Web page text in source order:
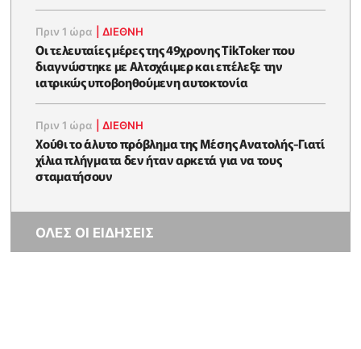
Πριν 1 ώρα |ΔΙΕΘΝΗ
Οι τελευταίες μέρες της 49χρονης TikToker που
διαγνώστηκε με Αλτσχάιμερ και επέλεξε την
ιατρικώς υποβοηθούμενη αυτοκτονία
Πριν 1 ώρα |ΔΙΕΘΝΗ
Χούθι το άλυτο πρόβλημα της Μέσης Ανατολής-Γιατί
χίλια πλήγματα δεν ήταν αρκετά για να τους
σταματήσουν
ΟΛΕΣ ΟΙ ΕΙΔΗΣΕΙΣ